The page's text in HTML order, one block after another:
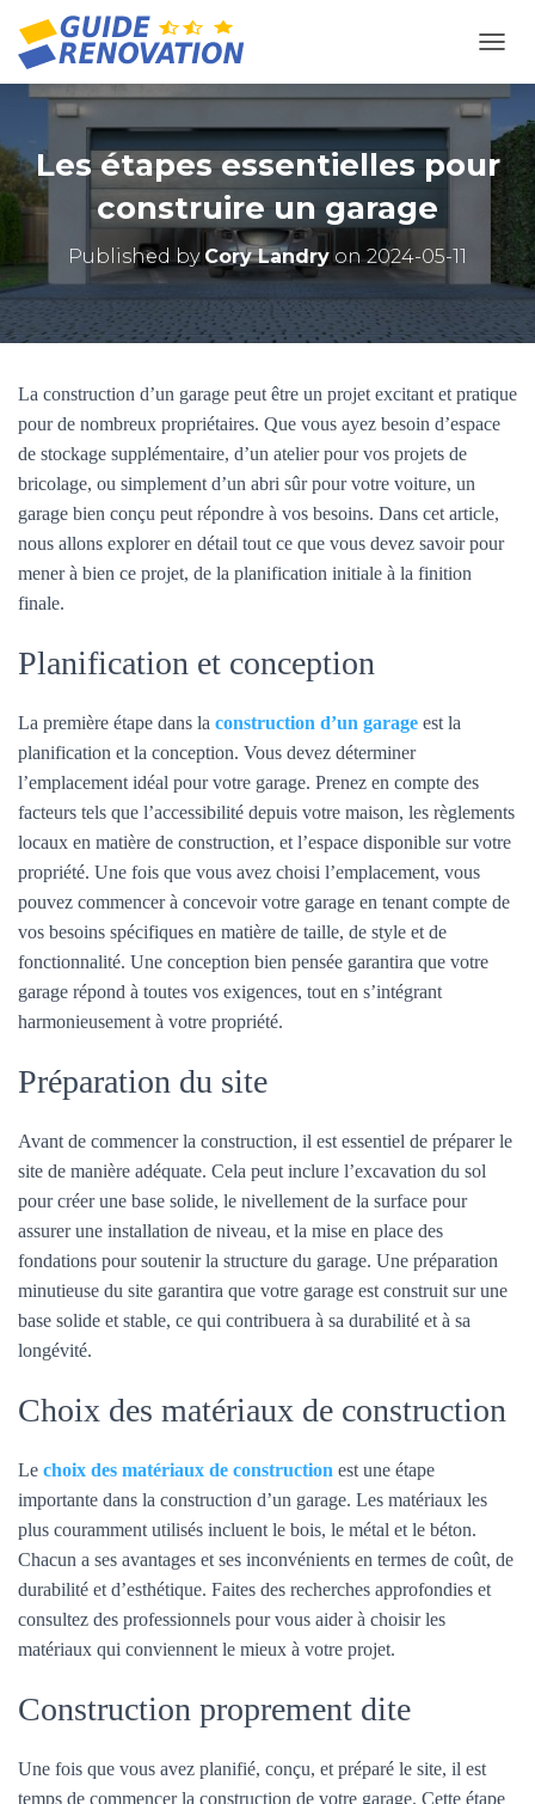
Les étapes essentielles pour
construire un garage
Published by Cory Landryon2024-05-11
La construction d’un garage peut être un projet excitant et pratique
pour de nombreux propriétaires. Que vous ayez besoin d’espace
de stockage supplémentaire, d’un atelier pour vos projets de
bricolage, ou simplement d’un abri sûr pour votre voiture, un
garage bien conçu peut répondre à vos besoins. Dans cet article,
nous allons explorer en détail tout ce que vous devez savoir pour
mener à bien ce projet, de la planification initiale à la finition
finale.
Planification et conception
La première étape dans la construction d’un garage est la
planification et la conception. Vous devez déterminer
l’emplacement idéal pour votre garage. Prenez en compte des
facteurs tels que l’accessibilité depuis votre maison, les règlements
locaux en matière de construction, et l’espace disponible sur votre
propriété. Une fois que vous avez choisi l’emplacement, vous
pouvez commencer à concevoir votre garage en tenant compte de
vos besoins spécifiques en matière de taille, de style et de
fonctionnalité. Une conception bien pensée garantira que votre
garage répond à toutes vos exigences, tout en s’intégrant
harmonieusement à votre propriété.
Préparation du site
Avant de commencer la construction, il est essentiel de préparer le
site de manière adéquate. Cela peut inclure l’excavation du sol
pour créer une base solide, le nivellement de la surface pour
assurer une installation de niveau, et la mise en place des
fondations pour soutenir la structure du garage. Une préparation
minutieuse du site garantira que votre garage est construit sur une
base solide et stable, ce qui contribuera à sa durabilité et à sa
longévité.
Choix des matériaux de construction
Le choix des matériaux de construction est une étape
importante dans la construction d’un garage. Les matériaux les
plus couramment utilisés incluent le bois, le métal et le béton.
Chacun a ses avantages et ses inconvénients en termes de coût, de
durabilité et d’esthétique. Faites des recherches approfondies et
consultez des professionnels pour vous aider à choisir les
matériaux qui conviennent le mieux à votre projet.
Construction proprement dite
Une fois que vous avez planifié, conçu, et préparé le site, il est
temps de commencer la construction de votre garage. Cette étape